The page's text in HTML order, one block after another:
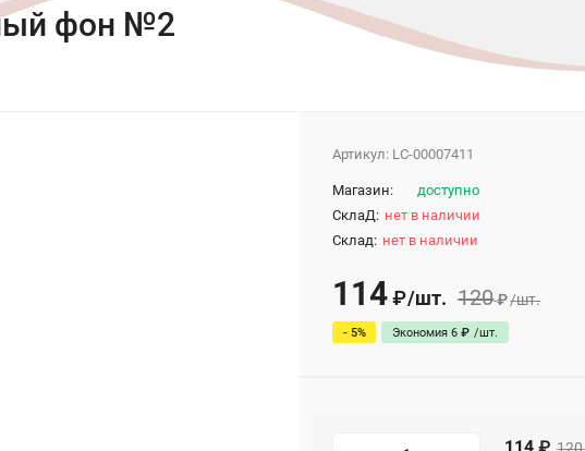
фон №2
Артикул: LC-00007411
Магазин:
доступно
СклаД: нет в наличии
Склад: нет в наличии
114 ₽/шт. 120₽/шт.
- 5% Экономия6 ₽ /шт.
₽